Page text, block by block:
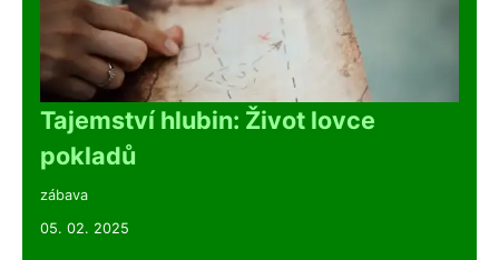
Tajemství hlubin: Život lovce
pokladů
zábava
05. 02. 2025